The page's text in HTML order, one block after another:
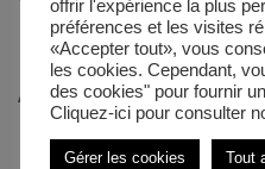
Animation pédagogique :
offrir l'expérience la plus
préférences et les visites
«Accepter tout», vous
les cookies. Cependant,
des cookies" pour fournir
Cliquez-ici pour consulter
Gérer les cookies Tout